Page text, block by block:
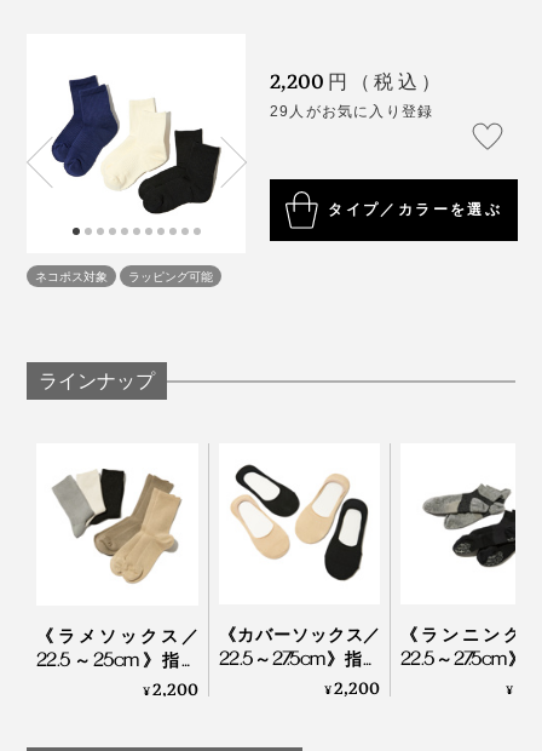
写真は、ブラック
和食の店で、友人の家で、靴を脱いであがる瞬間も安心
汗のベタつき・ムレ・ニオイが、いつもより気にならな
汗をいっぱいかいたら、もちろん、洗濯機洗いOK。ふ
つうのコットン靴下と同じ感覚ではいてください。
ネコポス対象 ラッピング可能
2,200 円（税込）
29人がお気に入り登録
タイプ／カラーを選ぶ
ラインナップ
《ラメソックス／
22.5～25cm》指先
のサラサラが続く！
¥2,200
《カバーソックス／
22.5～27.5cm》指先
のサラサラが続く！
¥2,200
《ランニング
22.5～27.5cm》
のサラサラが続
¥